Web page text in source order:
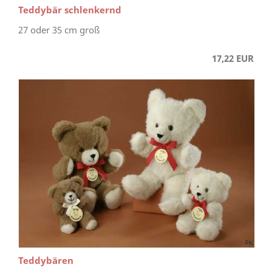
Teddybär schlenkernd
27 oder 35 cm groß
17,22 EUR
Teddybären